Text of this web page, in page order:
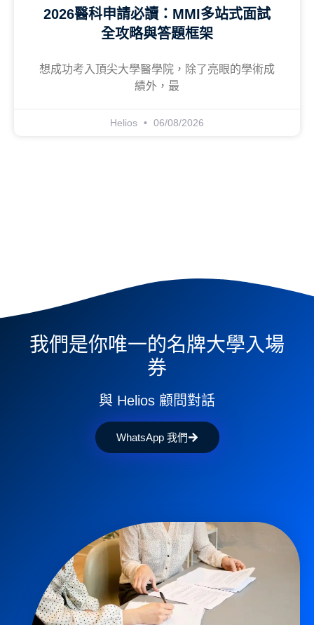
2026醫科申請必讀：MMI多站式面試
全攻略與答題框架
想成功考入頂尖大學醫學院，除了亮眼的學術成
績外，最
Helios 06/08/2026
我們是你唯一的名牌大學入場
券
與 Helios 顧問對話
WhatsApp 我們